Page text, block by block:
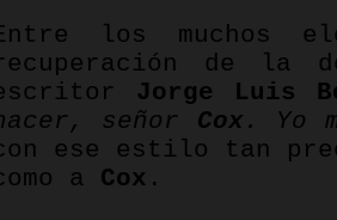
los muchos
de la
Jorge Luis
señor Cox . Yo
ese estilo tan
a Cox .